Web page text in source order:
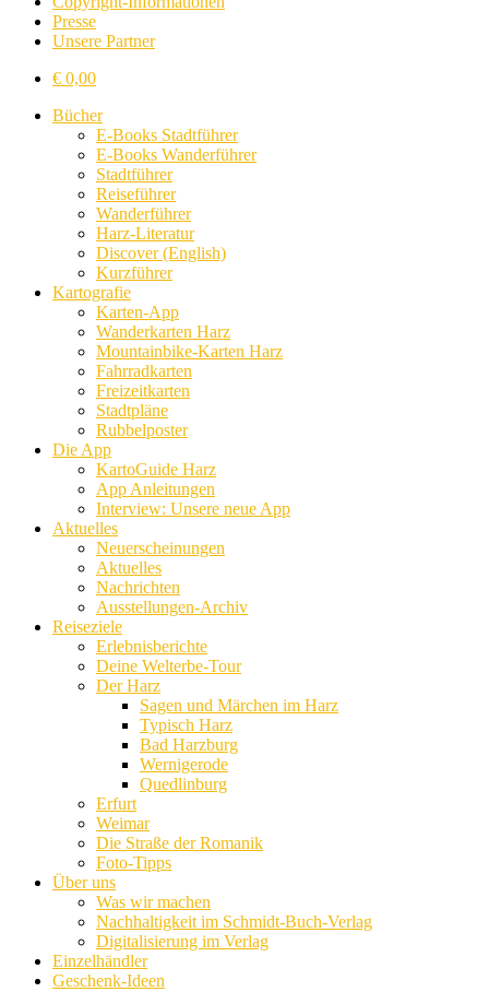
Presse
Unsere Partner
€ 0,00
Bücher
E-Books Stadtführer
E-Books Wanderführer
Stadtführer
Reiseführer
Wanderführer
Harz-Literatur
Discover (English)
Kurzführer
Kartografie
Karten-App
Wanderkarten Harz
Mountainbike-Karten Harz
Fahrradkarten
Freizeitkarten
Stadtpläne
Rubbelposter
Die App
KartoGuide Harz
App Anleitungen
Interview: Unsere neue App
Aktuelles
Neuerscheinungen
Aktuelles
Nachrichten
Ausstellungen-Archiv
Reiseziele
Erlebnisberichte
Deine Welterbe-Tour
Der Harz
Sagen und Märchen im Harz
Typisch Harz
Bad Harzburg
Wernigerode
Quedlinburg
Erfurt
Weimar
Die Straße der Romanik
Foto-Tipps
Über uns
Was wir machen
Nachhaltigkeit im Schmidt-Buch-Verlag
Digitalisierung im Verlag
Einzelhändler
Geschenk-Ideen